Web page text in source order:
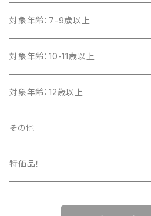
対象年齢：7-9歳以上
対象年齢：10-11歳以上
対象年齢：12歳以上
その他
特価品！